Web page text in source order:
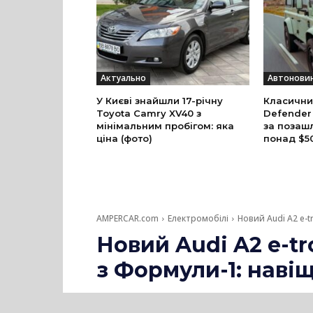
Актуально
У Києві знайшли 17-річну
Toyota Camry XV40 з
мінімальним пробігом: яка
ціна (фото)
Defender
за
понад